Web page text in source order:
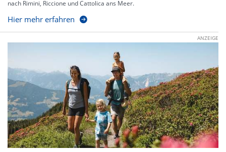
nach Rimini, Riccione und Cattolica ans Meer.
Hier mehr erfahren
ANZEIGE